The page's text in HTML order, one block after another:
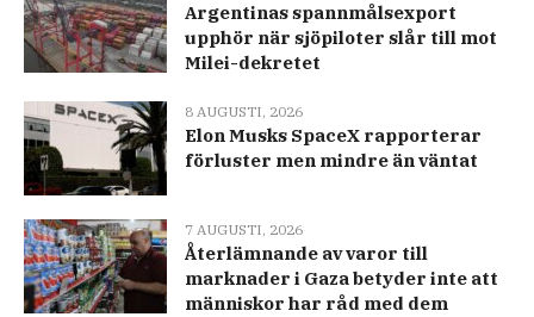
Argentinas spannmålsexport
upphör när sjöpiloter slår till mot
Milei-dekretet
8 AUGUSTI, 2026
Elon Musks SpaceX rapporterar
förluster men mindre än väntat
7 AUGUSTI, 2026
Återlämnande av varor till
marknader i Gaza betyder inte att
människor har råd med dem